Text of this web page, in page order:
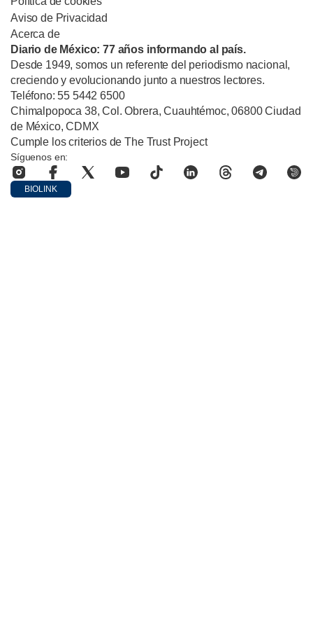
Aviso de Privacidad
Acerca de
Diario de México: 77 años informando al país.
Desde 1949, somos un referente del periodismo nacional,
creciendo y evolucionando junto a nuestros lectores.
Teléfono: 55 5442 6500
Chimalpopoca 38, Col. Obrera, Cuauhtémoc, 06800 Ciudad
de México, CDMX
Cumple los criterios de The Trust Project
Síguenos en:
BIOLINK